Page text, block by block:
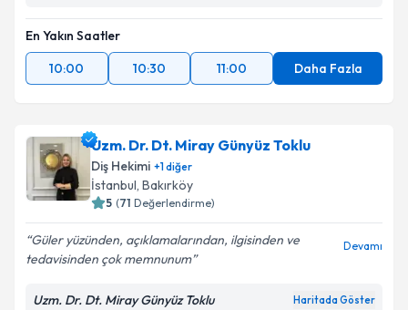
En Yakın Saatler
10:00
10:30 11:00 Daha Fazla
Uzm. Dr. Dt. Miray Günyüz Toklu
Diş Hekimi +1diğer
İstanbul, Bakırköy
5 (71 Değerlendirme)
Güler yüzünden, açıklamalarından, ilgisinden ve
tedavisinden çok memnunum
Devamı
Uzm. Dr. Dt. Miray Günyüz Toklu Haritada Göster